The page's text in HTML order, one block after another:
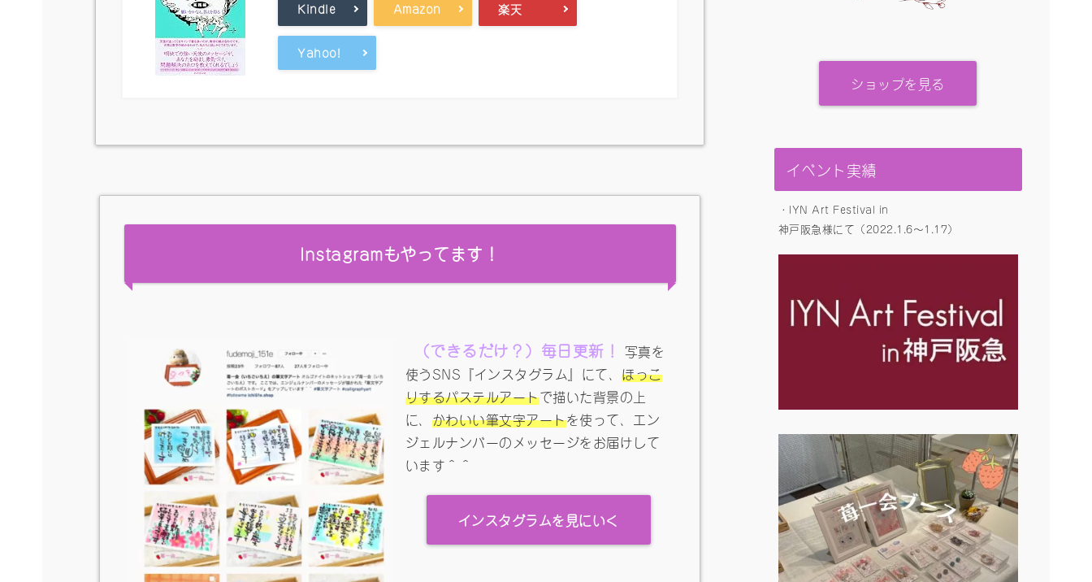
Kindle Amazon 楽天
Yahoo!
Instagramもやってます！
（できるだけ？）毎日更新！
写真を
使うSNS『インスタグラム』にて、ほっこ
りするパステルアートで描いた背景の上
に、 かわいい筆文字アートを使って、エン
ジェルナンバーのメッセージをお届けして
います＾＾
インスタグラムを見にいく
ショップを見る
イベント実績
・IYN Art Festival in
神戸阪急様にて（2022.1.6〜1.17）